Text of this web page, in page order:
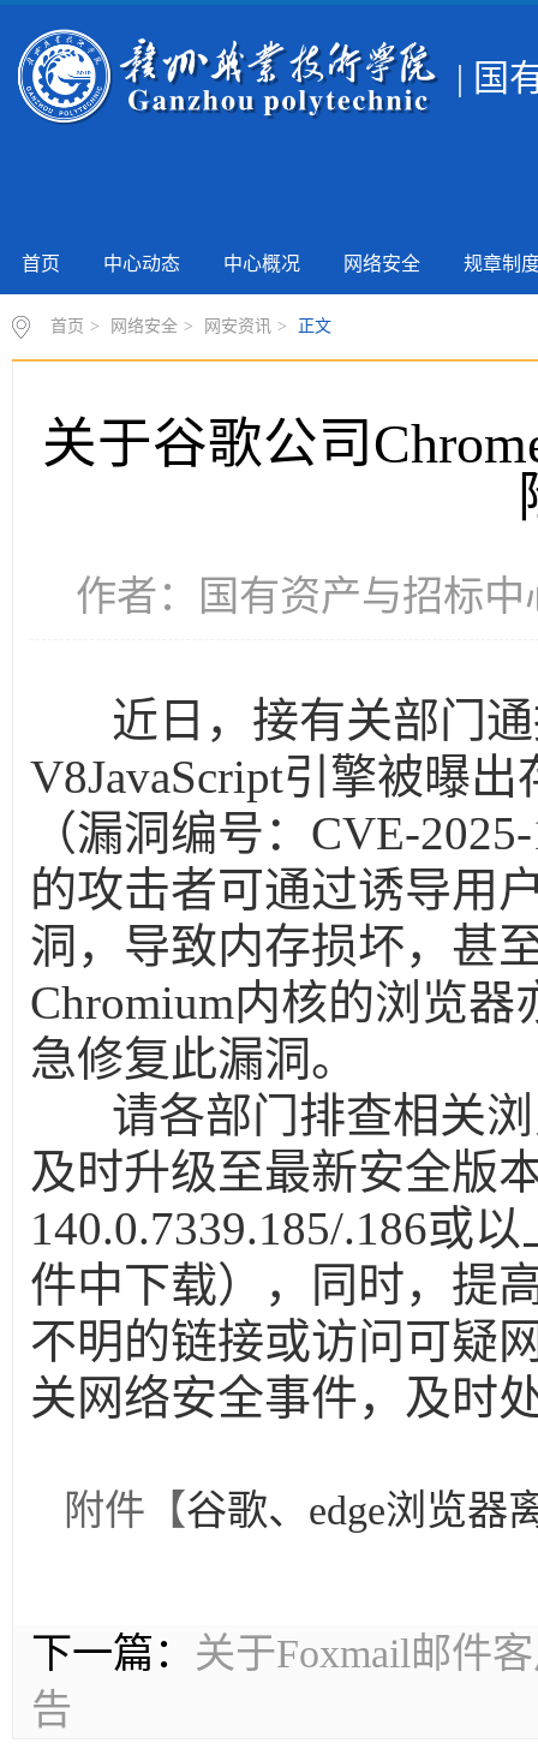
| 国
首页 中心动态 中心概况 网络安全 规章制
首页 > 网络安全 > 网安资讯 > 正文
关于谷歌公司
作者：国有资产与招标中
近日，接有关部门通
V8JavaScript引擎被曝
（漏洞编号：CVE-
的攻击者可通过诱导用
洞，导致内存损坏，甚
Chromium内核的浏览
急修复此漏洞。
请各部门排查相关
及时升级至最新安全版
140.0.7339.185/.186或
件中下载），同时，提
不明的链接或访问可疑
关网络安全事件，及时
附件【谷歌、edge浏览器
下一篇： 关于Foxmail邮件
告